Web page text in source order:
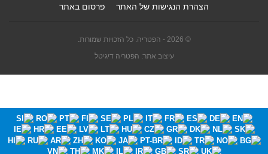
הצהרת הנגישות של האתר
פרסום באתר
© 2026 - הפטריה. כל הזכויות שמורות.
עיצוב אתר: הפטריה דיגיטל